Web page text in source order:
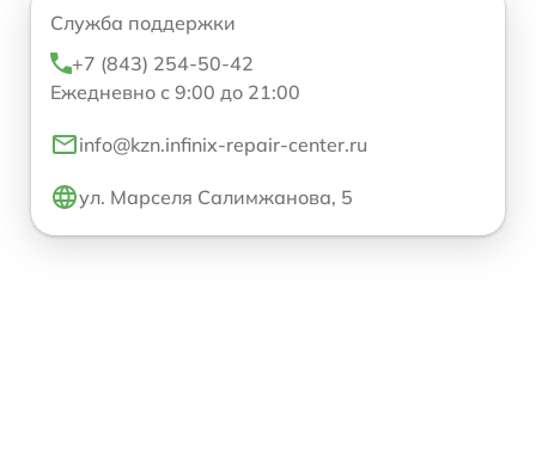
Служба поддержки
+7 (843) 254-50-42
Ежедневно с 9:00 до 21:00
info@kzn.infinix-repair-center.ru
ул. Марселя Салимжанова, 5